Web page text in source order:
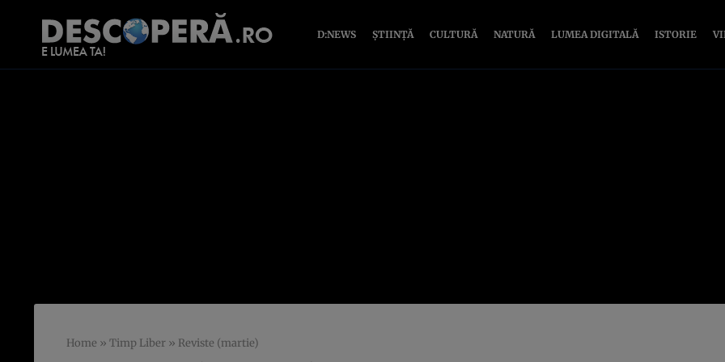
D:NEWS ȘTIINȚĂ CULTURĂ NATURĂ LUMEA DIGITALĂ ISTORIE
Home » Timp Liber » Reviste (martie)